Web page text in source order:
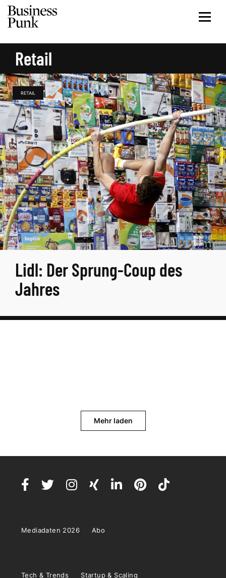
Retail
RETAIL
Lidl: Der Sprung-Coup des
Jahres
Mehr laden
Mediadaten 2026 Abo
Tech & Trends Startup & Scaling